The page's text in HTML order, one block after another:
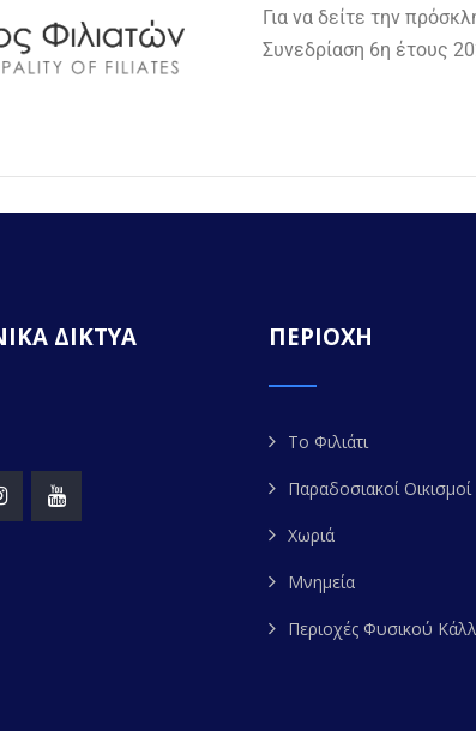
Για να δείτε την
Συνεδρίαση 6η έτους
ΔΙΚΤΥΑ ΠΕΡΙΟΧΗ
Το Φιλιάτι
Παραδοσιακοί Οικισμοί
Χωριά
Μνημεία
Περιοχές Φυσικού